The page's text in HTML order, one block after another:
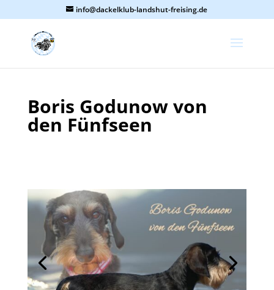
info@dackelklub-landshut-freising.de
Boris Godunow von
den Fünfseen